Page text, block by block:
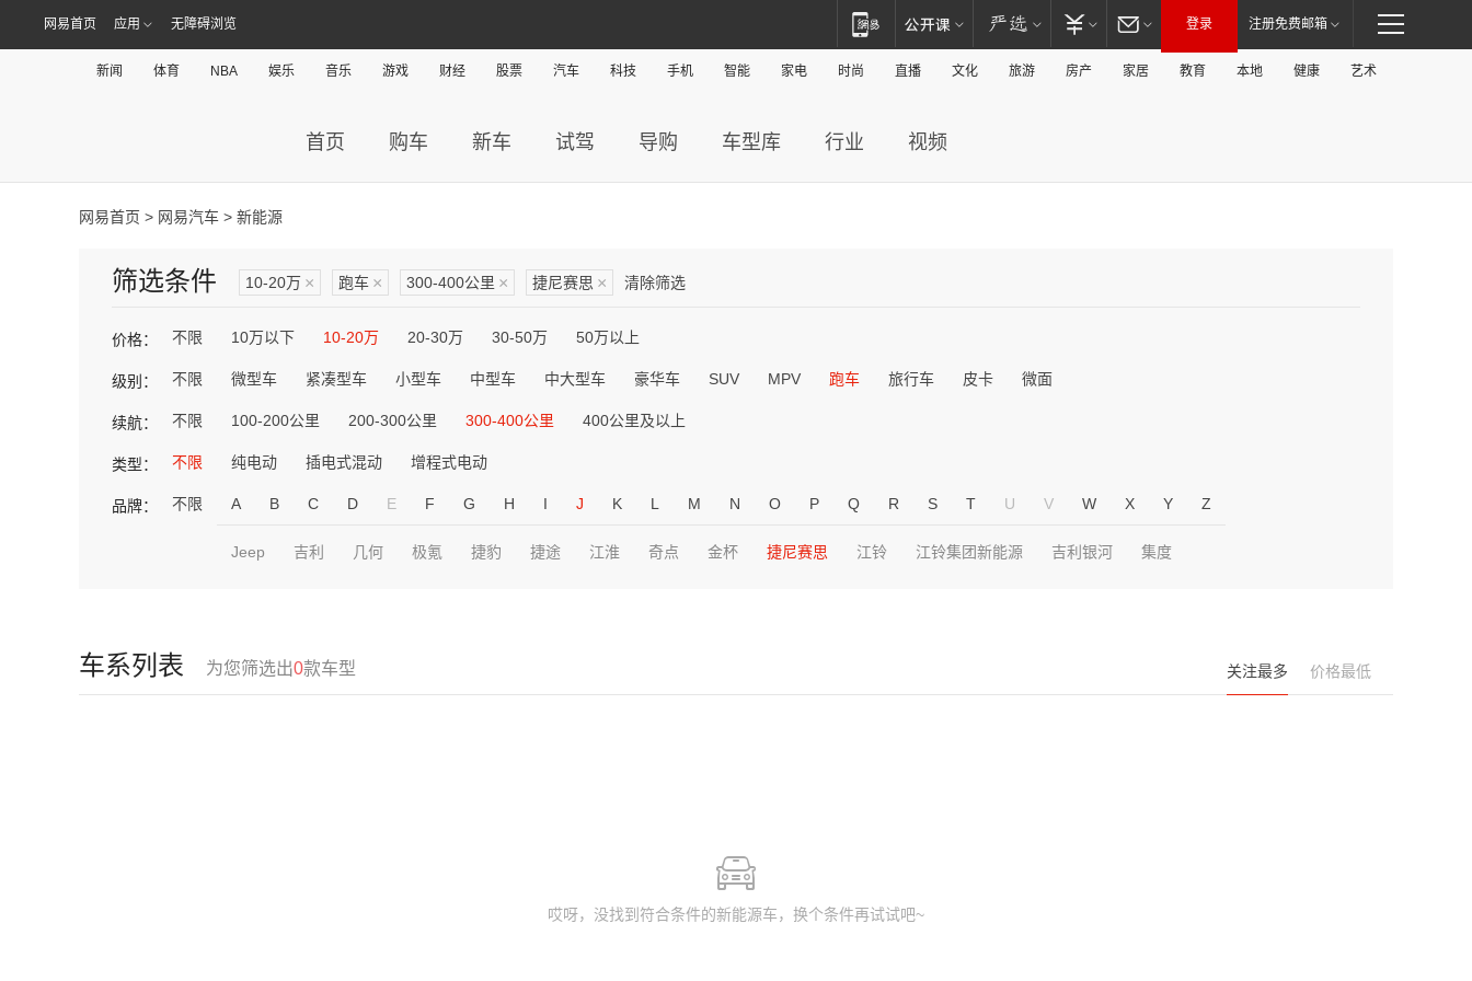
网易首页 应用 无障碍浏览 登录 注册免费邮箱
新闻 体育 NBA 娱乐 音乐 游戏 财经 股票 汽车 科技 手机 智能 家电 时尚 直播 文化 旅游 房产 家居 教育 本地 健康 艺术
首页 购车 新车 试驾 导购 车型库 行业 视频
网易首页 > 网易汽车 > 新能源
筛选条件 10-20万 × 跑车 × 300-400公里 × 捷尼赛思 × 清除筛选
价格： 不限 10万以下 10-20万 20-30万 30-50万 50万以上
级别： 不限 微型车 紧凑型车 小型车 中型车 中大型车 豪华车 SUV MPV 跑车 旅行车 皮卡 微面
续航： 不限 100-200公里 200-300公里 300-400公里 400公里及以上
类型： 不限 纯电动 插电式混动 增程式电动
品牌： 不限 A B C D E F G H I J K L M N O P Q R S T U V W X Y Z
Jeep 吉利 几何 极氪 捷豹 捷途 江淮 奇点 金杯 捷尼赛思 江铃 江铃集团新能源 吉利银河 集度
车系列表 为您筛选出0款车型 关注最多 价格最低
哎呀，没找到符合条件的新能源车，换个条件再试试吧~